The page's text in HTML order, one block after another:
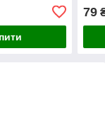
79